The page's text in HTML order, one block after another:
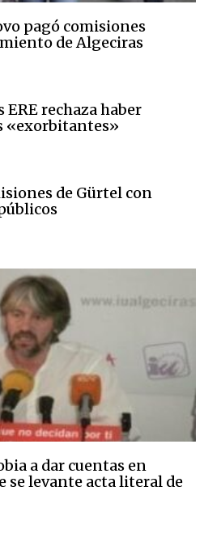
pagó comisiones
de Algeciras
ERE rechaza haber
«exorbitantes»
de Gürtel con
a dar cuentas en
se levante acta literal de